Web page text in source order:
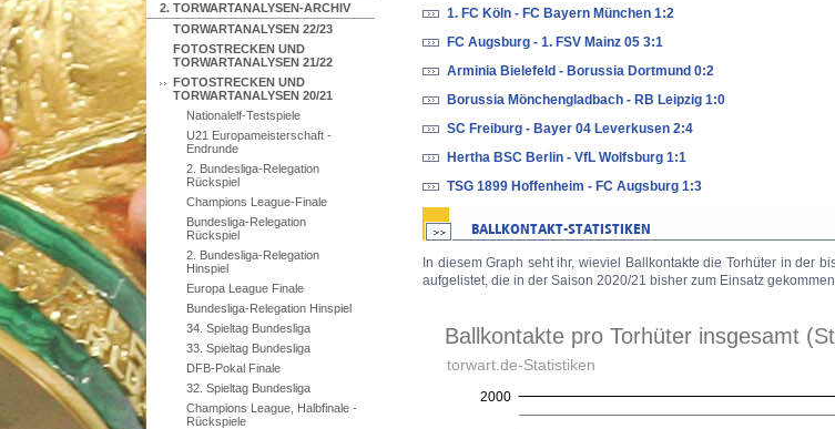
2. TORWARTANALYSEN-ARCHIV
TORWARTANALYSEN 22/23
FOTOSTRECKEN UND
TORWARTANALYSEN 21/22
FOTOSTRECKEN UND
TORWARTANALYSEN 20/21
Nationalelf-Testspiele
U21 Europameisterschaft -
Endrunde
2. Bundesliga-Relegation
Rückspiel
Champions League-Finale
Bundesliga-Relegation
Rückspiel
2. Bundesliga-Relegation
Hinspiel
Europa League Finale
Bundesliga-Relegation Hinspiel
34. Spieltag Bundesliga
33. Spieltag Bundesliga
DFB-Pokal Finale
32. Spieltag Bundesliga
Champions League, Halbfinale -
Rückspiele
1. FC Köln - FC Bayern München 1:2
FC Augsburg - 1. FSV Mainz 05 3:1
Arminia Bielefeld - Borussia Dortmund 0:2
Borussia Mönchengladbach - RB Leipzig 1:0
SC Freiburg - Bayer 04 Leverkusen 2:4
Hertha BSC Berlin - VfL Wolfsburg 1:1
TSG 1899 Hoffenheim - FC Augsburg 1:3
In diesem Graph seht ihr, wieviel Ballkontakte die Torhüter in der
aufgelistet, die in der Saison 2020/21 bisher zum Einsatz